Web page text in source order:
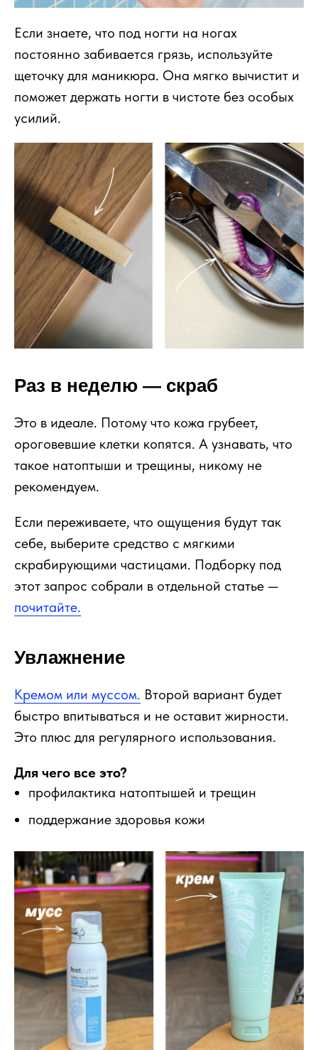
Если знаете, что под ногти на ногах
постоянно забивается грязь, используйте
щеточку для маникюра. Она мягко вычистит и
поможет держать ногти в чистоте без особых
усилий.
Раз в неделю — скраб
Это в идеале. Потому что кожа грубеет,
ороговевшие клетки копятся. А узнавать, что
такое натоптыши и трещины, никому не
рекомендуем.
Если переживаете, что ощущения будут так
себе, выберите средство с мягкими
скрабирующими частицами. Подборку под
этот запрос собрали в отдельной статье —
почитайте.
Увлажнение
Кремом или муссом. Второй вариант будет
быстро впитываться и не оставит жирности.
Это плюс для регулярного использования.
Для чего все это?
профилактика натоптышей и трещин
поддержание здоровья кожи